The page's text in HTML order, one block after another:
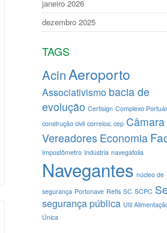
janeiro 2026
dezembro 2025
TAGS
AcinAeroporto
Associativismo bacia de
evolução Certisign Complexo
construção civil correios; cep Câmara
Vereadores Economia
Impostômetro Indústria navegafolia
Navegantes núcleo de
segurança Portonave Refis SC SCPC
segurança pública Util
Única